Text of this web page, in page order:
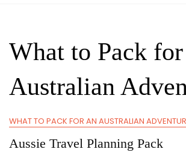
What to Pack
Australian
WHAT TO PACK FOR AN AUSTRALIAN
Aussie Travel Planning Pack